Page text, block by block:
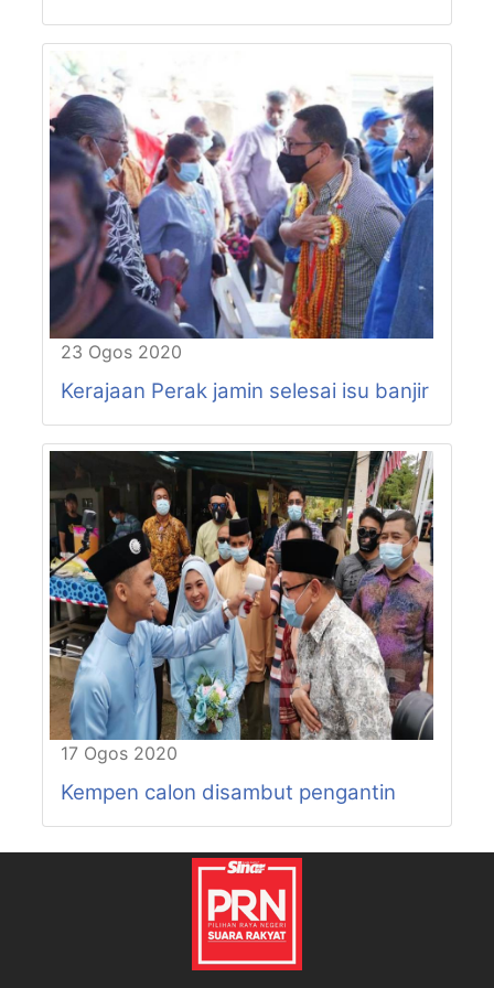
P76-N55
PASIR BEDAMAR
P76-N56
CHANGKAT JONG
P77-N57
SUNGKAI
P77-N58
SLIM
P77-N59
BEHRANG
23 Ogos 2020
Kerajaan Perak jamin selesai isu banjir
17 Ogos 2020
Kempen calon disambut pengantin